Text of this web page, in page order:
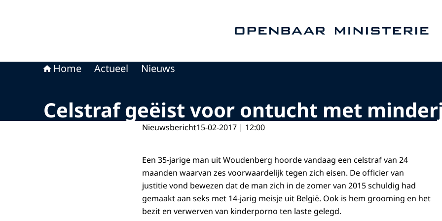
Home Actueel Nieuws
Celstraf geëist voor ontucht met
Nieuwsbericht15-02-2017 | 12:00
Een 35-jarige man uit Woudenberg hoorde vandaag een celstraf van 24
maanden waarvan zes voorwaardelijk tegen zich eisen. De officier van
justitie vond bewezen dat de man zich in de zomer van 2015 schuldig had
gemaakt aan seks met 14-jarig meisje uit België. Ook is hem grooming en het
bezit en verwerven van kinderporno ten laste gelegd.